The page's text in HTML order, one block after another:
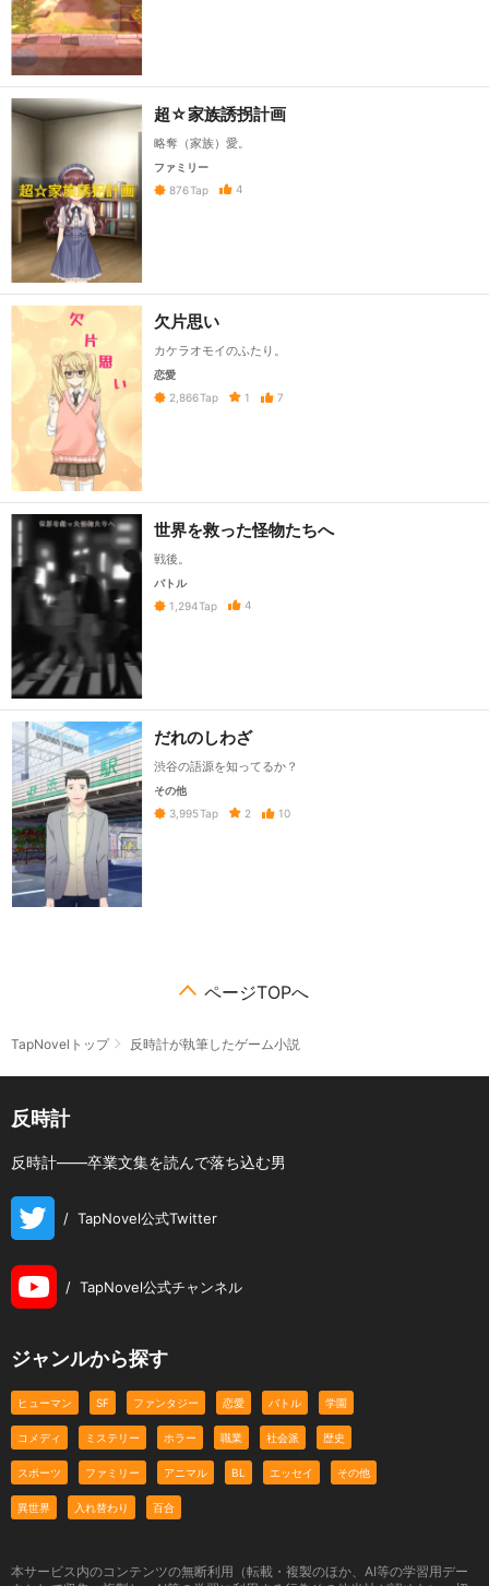
超☆家族誘拐計画
略奪（家族）愛。
ファミリー
876Tap 4
欠片思い
カケラオモイのふたり。
恋愛
2,866Tap 1 7
世界を救った怪物たちへ
戦後。
バトル
1,294Tap 4
だれのしわざ
渋谷の語源を知ってるか？
その他
3,995Tap 2 10
ページTOPへ
TapNovelトップ 反時計が執筆したゲーム小説
反時計
反時計――卒業文集を読んで落ち込む男
/ TapNovel公式Twitter
/ TapNovel公式チャンネル
ジャンルから探す
ヒューマン SF ファンタジー 恋愛 バトル 学園
コメディ ミステリー ホラー 職業 社会派 歴史
スポーツ ファミリー アニマル BL エッセイ その他
異世界 入れ替わり 百合
本サービス内のコンテンツの無断利用（転載・複製のほか、AI等の学習用デー